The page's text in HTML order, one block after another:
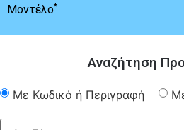
Μοντέλο*
Αναζήτηση
Με Κωδικό ή Περιγραφή